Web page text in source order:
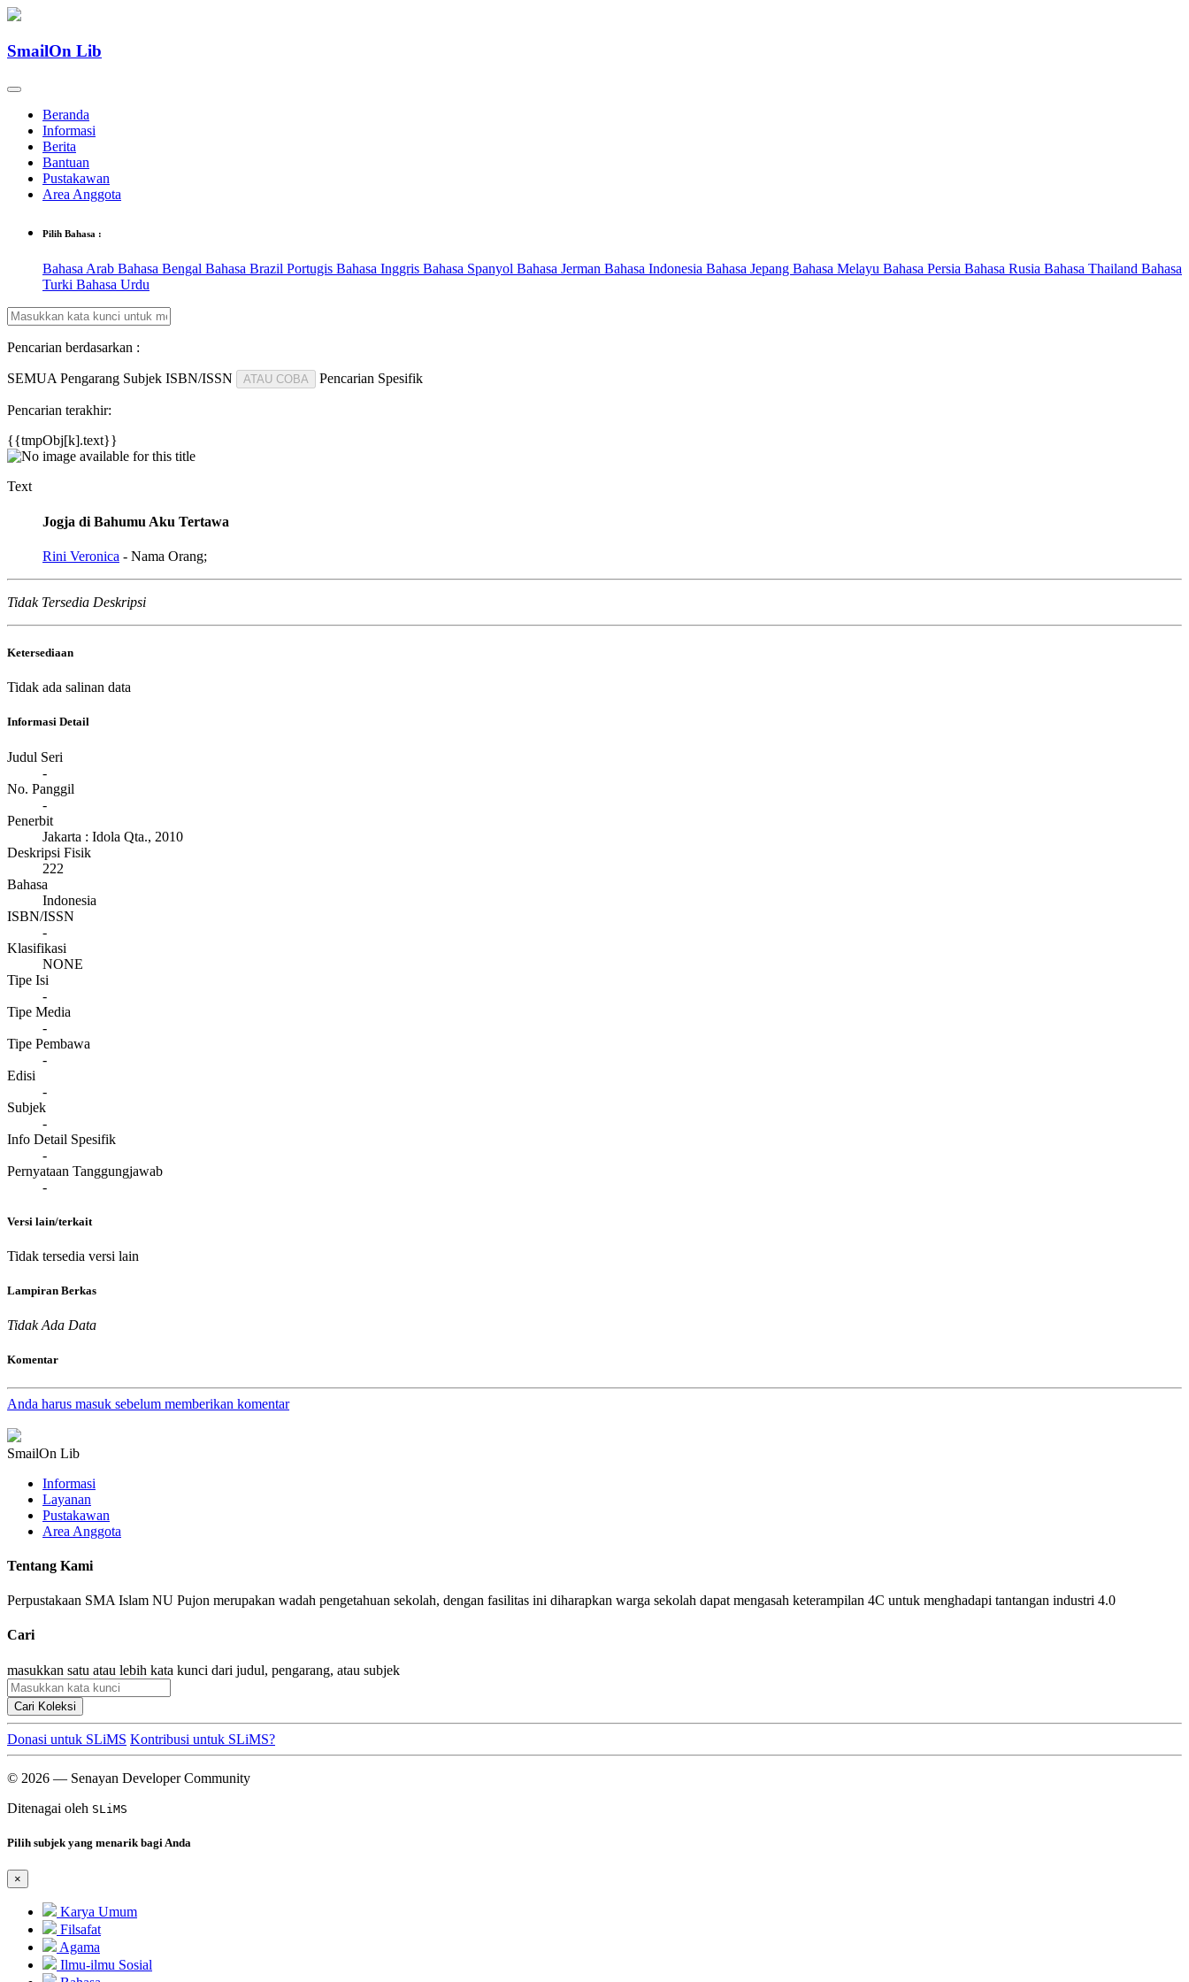
SmailOn Lib
Beranda
Informasi
Berita
Bantuan
Pustakawan
Area Anggota
Pilih Bahasa :
Bahasa Arab Bahasa Bengal Bahasa Brazil Portugis Bahasa Inggris Bahasa Spanyol Bahasa Jerman Bahasa Indonesia Bahasa Jepang Bahasa Melayu Bahasa Persia Bahasa Rusia Bahasa Thailand Bahasa
Turki Bahasa Urdu
Pencarian berdasarkan :
SEMUA Pengarang Subjek ISBN/ISSN ATAU COBA Pencarian Spesifik
Pencarian terakhir:
{{tmpObj[k].text}}
Text
Jogja di Bahumu Aku Tertawa
Rini Veronica - Nama Orang;
Tidak Tersedia Deskripsi
Ketersediaan
Tidak ada salinan data
Informasi Detail
Judul Seri
-
No. Panggil
-
Penerbit
Jakarta : Idola Qta., 2010
Deskripsi Fisik
222
Bahasa
Indonesia
ISBN/ISSN
-
Klasifikasi
NONE
Tipe Isi
-
Tipe Media
-
Tipe Pembawa
-
Edisi
-
Subjek
-
Info Detail Spesifik
-
Pernyataan Tanggungjawab
-
Versi lain/terkait
Tidak tersedia versi lain
Lampiran Berkas
Tidak Ada Data
Komentar
Anda harus masuk sebelum memberikan komentar
SmailOn Lib
Informasi
Layanan
Pustakawan
Area Anggota
Tentang Kami
Perpustakaan SMA Islam NU Pujon merupakan wadah pengetahuan sekolah, dengan fasilitas ini diharapkan warga sekolah dapat mengasah keterampilan 4C untuk menghadapi tantangan industri 4.0
Cari
masukkan satu atau lebih kata kunci dari judul, pengarang, atau subjek
Cari Koleksi
Donasi untuk SLiMS Kontribusi untuk SLiMS?
© 2026 — Senayan Developer Community
Ditenagai oleh SLiMS
Pilih subjek yang menarik bagi Anda
×
Karya Umum
Filsafat
Agama
Ilmu-ilmu Sosial